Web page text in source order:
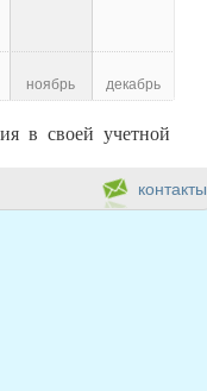
контакты
ноябрь декабрь
в своей учетной